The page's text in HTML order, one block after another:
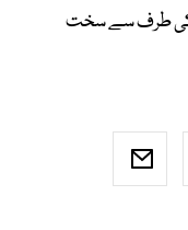
کی طرف سے سخت